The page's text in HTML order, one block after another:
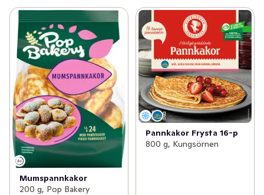
Mumspannkakor
200 g, Pop Bakery
Pannkakor Frysta 16-p
800 g, Kungsörnen